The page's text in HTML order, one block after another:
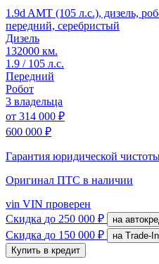
1.9d AMT (105 л.с.), дизель,
передний, серебристый
Дизель
132000 км.
1.9 / 105 л.с.
Передний
Робот
3 владельца
от 314 000 ₽
600 000 ₽
Гарантия юридической
Оригинал ПТС в наличии
vin VIN проверен
Скидка до 250 000 ₽ на
Скидка до 150 000 ₽
на Trade-In
Купить в кредит